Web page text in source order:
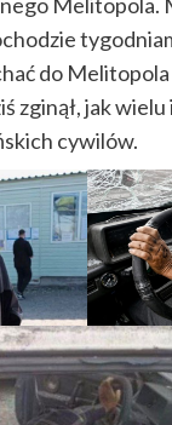
do
zginął, jak
cywilów.